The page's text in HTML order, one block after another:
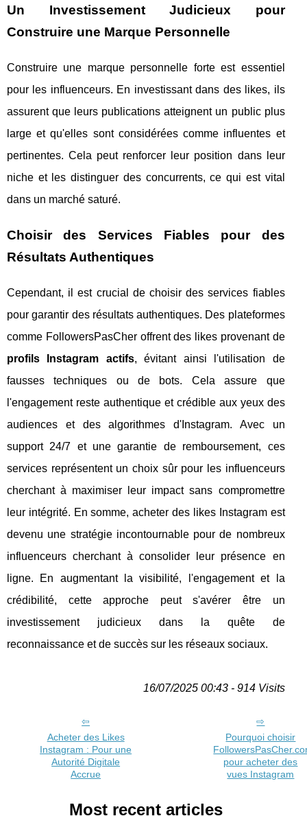
Un Investissement Judicieux pour
Construire une Marque Personnelle
Construire une marque personnelle forte est essentiel
pour les influenceurs. En investissant dans des likes, ils
assurent que leurs publications atteignent un public plus
large et qu'elles sont considérées comme influentes et
pertinentes. Cela peut renforcer leur position dans leur
niche et les distinguer des concurrents, ce qui est vital
dans un marché saturé.
Choisir des Services Fiables pour des
Résultats Authentiques
Cependant, il est crucial de choisir des services fiables
pour garantir des résultats authentiques. Des plateformes
comme FollowersPasCher offrent des likes provenant de
profils Instagram actifs, évitant ainsi l'utilisation de
fausses techniques ou de bots. Cela assure que
l'engagement reste authentique et crédible aux yeux des
audiences et des algorithmes d'Instagram. Avec un
support 24/7 et une garantie de remboursement, ces
services représentent un choix sûr pour les influenceurs
cherchant à maximiser leur impact sans compromettre
leur intégrité. En somme, acheter des likes Instagram est
devenu une stratégie incontournable pour de nombreux
influenceurs cherchant à consolider leur présence en
ligne. En augmentant la visibilité, l'engagement et la
crédibilité, cette approche peut s'avérer être un
investissement judicieux dans la quête de
reconnaissance et de succès sur les réseaux sociaux.
16/07/2025 00:43 - 914 Visits
Acheter des Likes
Instagram : Pour une
Autorité Digitale
Accrue
Pourquoi choisir
pour acheter des
vues Instagram
Most recent articles